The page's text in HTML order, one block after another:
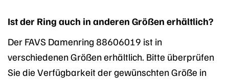
Ist der Ring auch in anderen Größen erhältlich?
Der FAVS Damenring 88606019 ist in
verschiedenen Größen erhältlich. Bitte überprüfen
Sie die Verfügbarkeit der gewünschten Größe in